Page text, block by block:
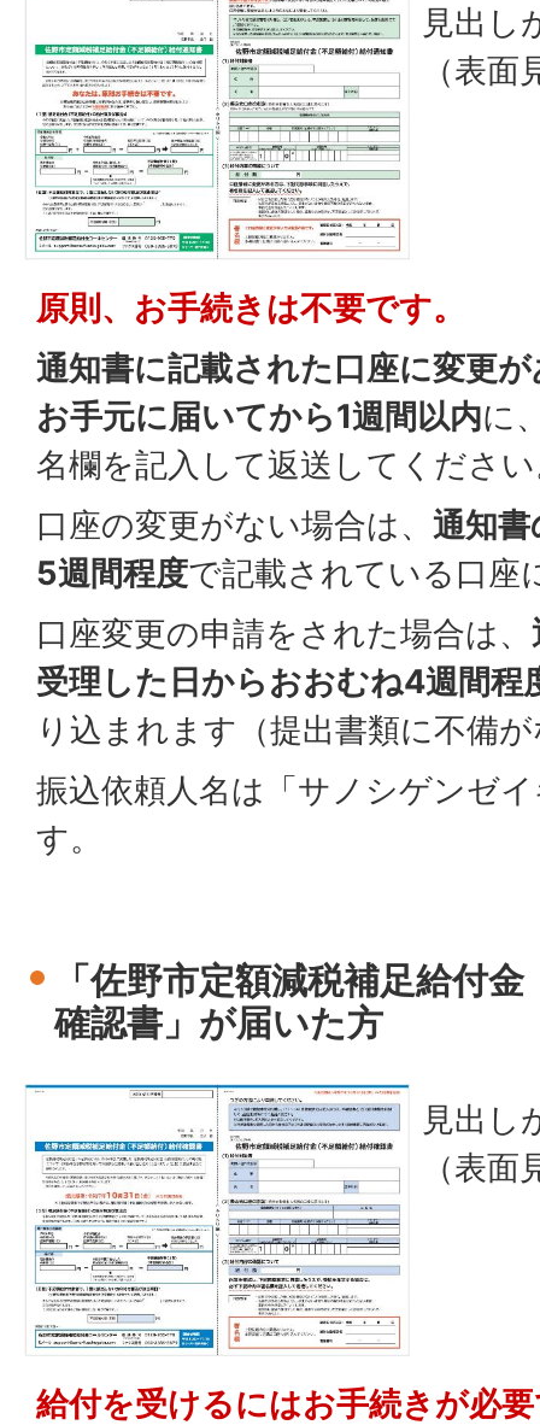
見出し
（表面
原則、お手続きは不要です。
通知書に記載された口座に変更
お手元に届いてから1週間以内に
名欄を記入して返送してくださ
口座の変更がない場合は、 通知
5週間程度で記載されている口座
口座変更の申請をされた場合は、
受理した日からおおむね4週間程
り込まれます（提出書類に不備
振込依頼人名は「サノシゲンゼ
す。
「佐野市定額減税補足給付
確認書」が届いた方
見出し
（表面
給付を受けるにはお手続きが必